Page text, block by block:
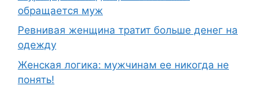
обращается муж
Ревнивая женщина тратит больше денег на
одежду
Женская логика: мужчинам ее никогда не
понять!